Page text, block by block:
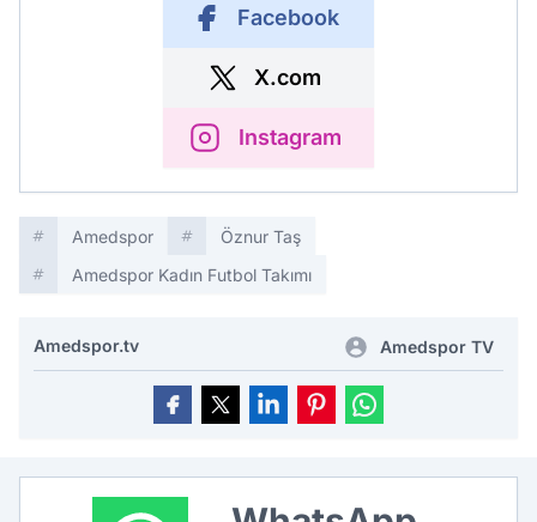
Facebook
X.com
Instagram
Amedspor
Öznur Taş
Amedspor Kadın Futbol Takımı
Amedspor.tv Amedspor TV